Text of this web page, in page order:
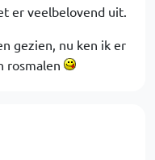
er veelbelovend uit.
gezien, nu ken ik er
rosmalen